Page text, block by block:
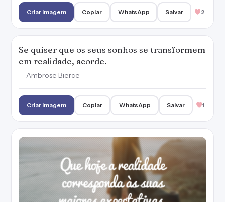
Criar imagem Copiar WhatsApp Salvar 2
Se quiser que os seus sonhos se transformem
em realidade, acorde.
— Ambrose Bierce
Criar imagem Copiar WhatsApp Salvar 1